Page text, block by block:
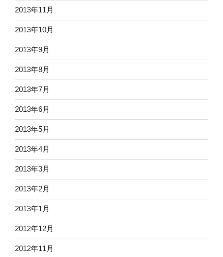
2013年11月
2013年10月
2013年9月
2013年8月
2013年7月
2013年6月
2013年5月
2013年4月
2013年3月
2013年2月
2013年1月
2012年12月
2012年11月